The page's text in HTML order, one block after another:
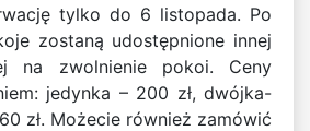
tylko do 6 listopada. Po
zostaną udostępnione innej
na zwolnienie pokoi. Ceny
jedynka – 200 zł, dwójka-
zł. Możecie również zamówić